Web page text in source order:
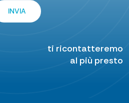
ti ricontatteremo
al più presto